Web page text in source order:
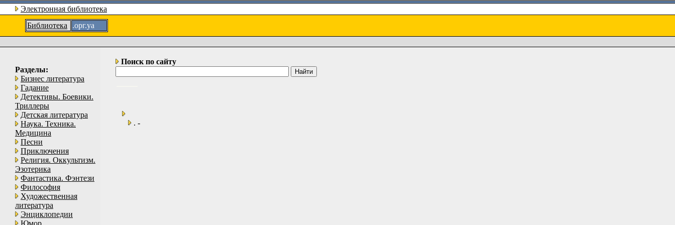
Электронная библиотека
Библиотека
.орг.уа
Разделы:
Бизнес литература
Гадание
Детективы. Боевики.
Триллеры
Детская литература
Наука. Техника.
Медицина
Песни
Приключения
Религия. Оккультизм.
Эзотерика
Фантастика. Фэнтези
Философия
Художественная
литература
Энциклопедии
Юмор
Поиск по сайту
. -